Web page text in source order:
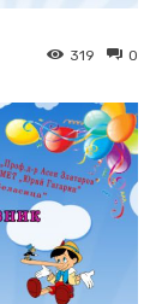
0
319